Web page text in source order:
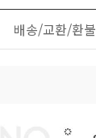
배송/교환/환불